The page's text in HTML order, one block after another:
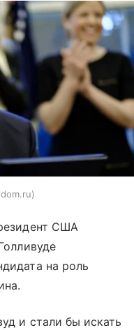
США
на роль
и стали бы искать